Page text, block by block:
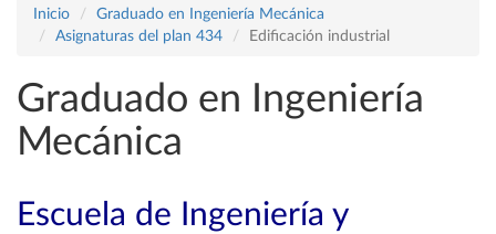
Inicio
Graduado en Ingeniería Mecánica
Asignaturas del plan 434
Edificación industrial
Graduado en Ingeniería
Mecánica
Escuela de Ingeniería y